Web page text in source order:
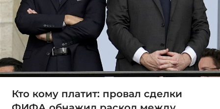
Кто кому платит: провал сделки